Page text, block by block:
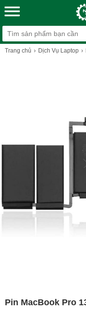
Trang chủ Dịch Vụ Laptop
Pin MacBook Pro